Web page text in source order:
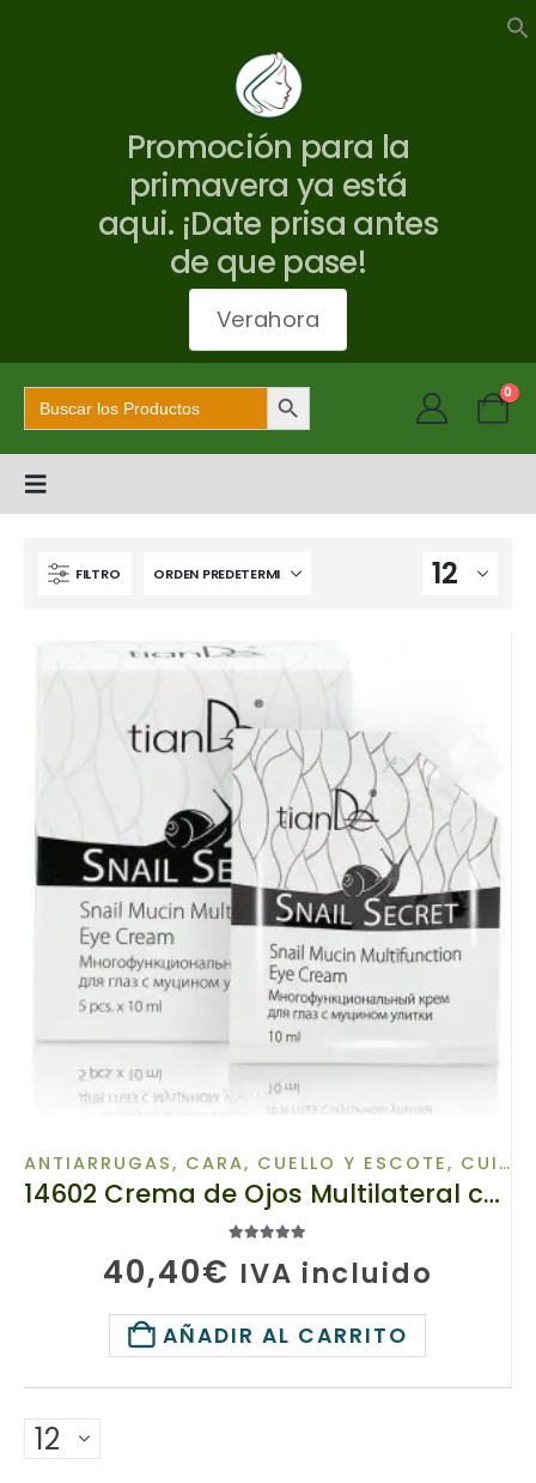
Promoción para la
primavera ya está
aqui. ¡Date prisa antes
de que pase!
Verahora
Buscar: Botón de búsqueda 0
FILTRO
ANTIARRUGAS, CARA, CUELLO Y ESCOTE, CUIDADO DE OJOS
14602 Crema de Ojos Multilateral con Extractos de Mucina – Moco de Caracol. TIANDE 5 x 10g
40,40€ IVA incluido
AÑADIR AL CARRITO